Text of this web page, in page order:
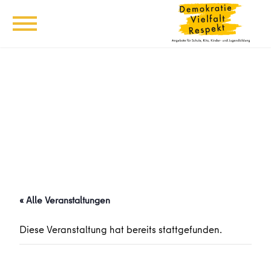
« Alle Veranstaltungen
Diese Veranstaltung hat bereits stattgefunden.